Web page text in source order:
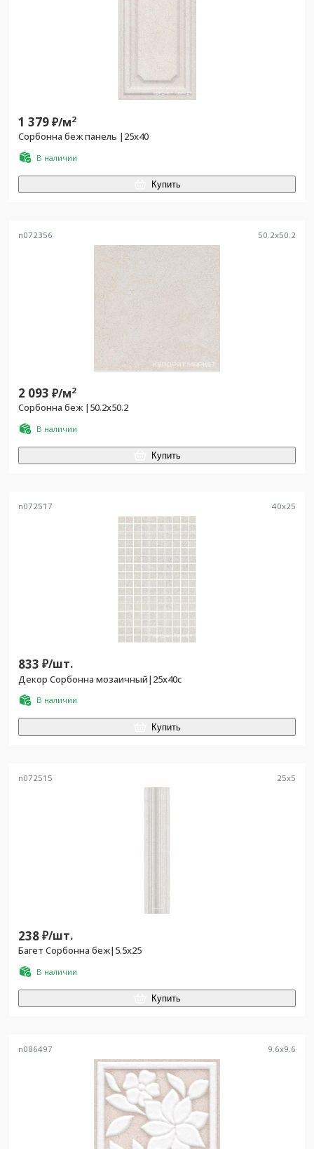
1 379₽/м2
Сорбонна беж панель |25x40
В наличии
Купить
n072356 50.2x50.2
2 093 ₽/м2
Сорбонна беж |50.2x50.2
В наличии
Купить
n072517 40x25
833 ₽/шт.
Декор Сорбонна мозаичный|25x40с
В наличии
Купить
n072515 25x5
238₽/шт.
Багет Сорбонна беж|5.5x25
В наличии
Купить
n086497 9.6x9.6